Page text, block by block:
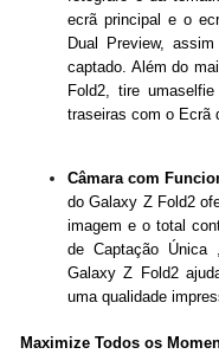
ecrã principal e o
Dual Preview,
captado. Além do
Fold2, tire
traseiras com o Ecrã
Câmara com
do Galaxy Z Fold2
imagem e o total
de Captação
Galaxy Z Fold2
uma qualidade
Maximize Todos os